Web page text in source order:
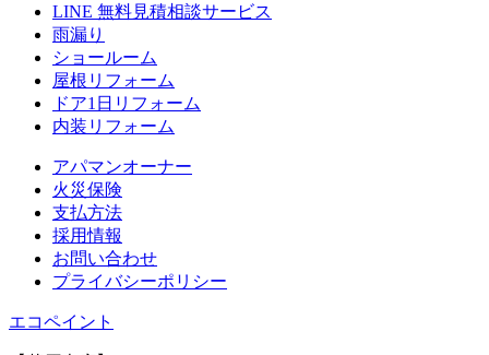
LINE 無料⾒積相談サービス
⾬漏り
ショールーム
屋根リフォーム
ドア1⽇リフォーム
内装リフォーム
アパマンオーナー
⽕災保険
⽀払⽅法
採⽤情報
お問い合わせ
プライバシーポリシー
エコペイント